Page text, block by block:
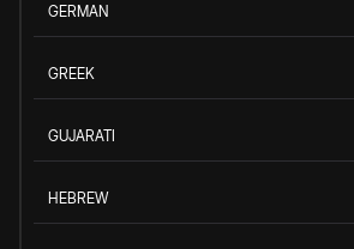
GERMAN
GREEK
GUJARATI
HEBREW